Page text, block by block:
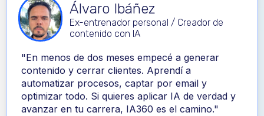
Álvaro Ibáñez
Ex-entrenador personal / Creador de
contenido con IA
"En menos de dos meses empecé a generar
contenido y cerrar clientes. Aprendí a
automatizar procesos, captar por email y
optimizar todo. Si quieres aplicar IA de verdad y
avanzar en tu carrera, IA360 es el camino."